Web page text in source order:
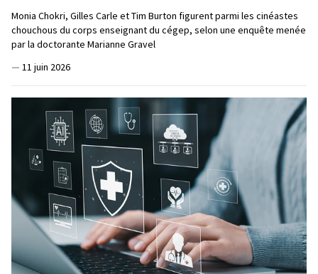
Monia Chokri, Gilles Carle et Tim Burton figurent parmi les cinéastes
chouchous du corps enseignant du cégep, selon une enquête menée
par la doctorante Marianne Gravel
— 11 juin 2026